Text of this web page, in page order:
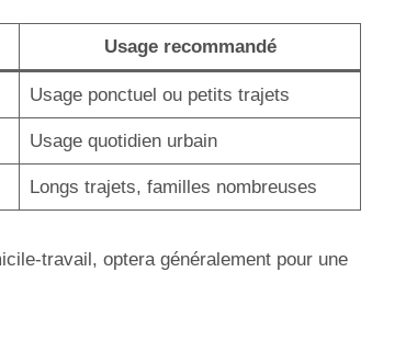
Usage recommandé
Usage ponctuel ou petits trajets
Usage quotidien urbain
Longs trajets, familles nombreuses
travail, optera généralement pour une